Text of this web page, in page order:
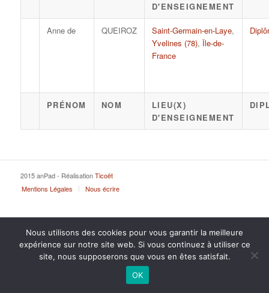
D'ENSEIGNEMENT
Anne de QUEIROZ Saint-Germain-en-Laye,
Yvelines (78), Île-de-
France
PRÉNOM NOM
LIEU(X)
D'ENSEIGNEMENT
2015 anPad - RéalisationTicoët
Mentions Légales
Nous écrire
Nous utilisons des cookies pour vous garantir la meilleure
expérience sur notre site web. Si vous continuez à utiliser ce
site, nous supposerons que vous en êtes satisfait.
OK